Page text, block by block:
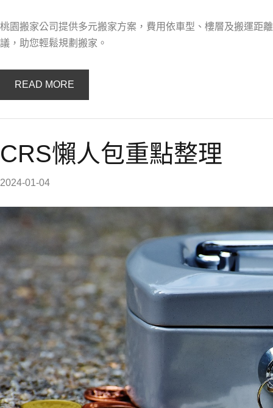
桃園搬家公司提供多元搬家方案，費用依車型、樓層及搬運距
議，助您輕鬆規劃搬家。
READ MORE
CRS懶人包重點整理
2024-01-04